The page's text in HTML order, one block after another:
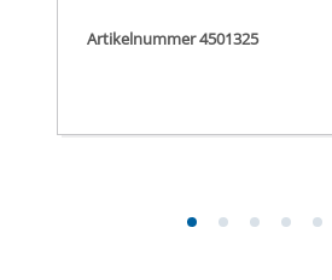
Artikelnummer 4501325